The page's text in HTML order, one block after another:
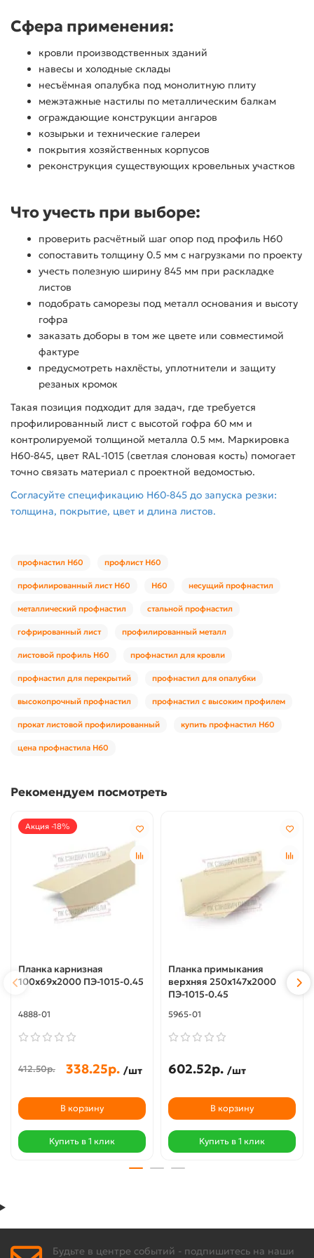
Сфера применения:
кровли производственных зданий
навесы и холодные склады
несъёмная опалубка под монолитную плиту
межэтажные настилы по металлическим балкам
ограждающие конструкции ангаров
козырьки и технические галереи
покрытия хозяйственных корпусов
реконструкция существующих кровельных участков
Что учесть при выборе:
проверить расчётный шаг опор под профиль Н60
сопоставить толщину 0.5 мм с нагрузками по проекту
учесть полезную ширину 845 мм при раскладке
листов
подобрать саморезы под металл основания и высоту
гофра
заказать доборы в том же цвете или совместимой
фактуре
предусмотреть нахлёсты, уплотнители и защиту
резаных кромок
Такая позиция подходит для задач, где требуется
профилированный лист с высотой гофра 60 мм и
контролируемой толщиной металла 0.5 мм. Маркировка
Н60-845, цвет RAL-1015 (светлая слоновая кость) помогает
точно связать материал с проектной ведомостью.
Согласуйте спецификацию Н60-845 до запуска резки:
толщина, покрытие, цвет и длина листов.
профнастил Н60 профлист Н60
профилированный лист Н60 Н60 несущий профнастил
металлический профнастил стальной профнастил
гофрированный лист профилированный металл
листовой профиль Н60 профнастил для кровли
профнастил для перекрытий профнастил для опалубки
высокопрочный профнастил профнастил с высоким профилем
прокат листовой профилированный купить профнастил Н60
цена профнастила Н60
Рекомендуем посмотреть
Акция -18%
Планка карнизная
100х69х2000 ПЭ-1015-0.45
4888-01
412.50р. 338.25р. /шт
В корзину
Купить в 1 клик
Планка примыкания
верхняя 250х147х2000
ПЭ-1015-0.45
5965-01
602.52р. /шт
В корзину
Купить в 1 клик
Будьте в центре событий - подпишитесь на наши